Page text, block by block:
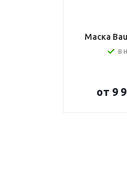
Маска
в
от 9